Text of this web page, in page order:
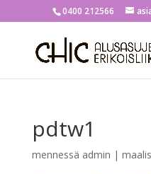
0400 212566
pdtw1
mennessä admin |